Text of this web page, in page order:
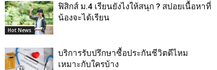
Hot News
ฟิสิกส์ ม.4 เรียนยังไงให้สนุก ? สปอยเนื้อหาที่
น้องจะได้เรียน
บริการรับปรึกษาซื้อประกันชีวิตดีไหม
เหมาะกับใครบ้าง